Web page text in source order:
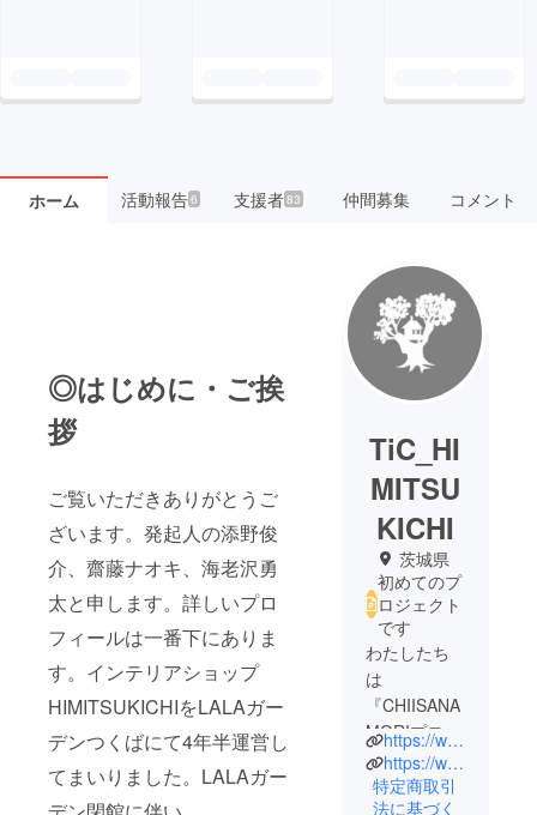
ホーム 活動報告6 支援者83 仲間募集 コメント
◎はじめに・ご挨
拶
ご覧いただきありがとうご
ざいます。発起人の添野俊
介、齋藤ナオキ、海老沢勇
太と申します。詳しいプロ
フィールは一番下にありま
す。インテリアショップ
HIMITSUKICHIをLALAガー
デンつくばにて4年半運営し
てまいりました。LALAガー
TiC_HI
MITSU
KICHI
茨城県
初めてのプ
ロジェクト
です
わたしたち
は
『CHIISANA
MORIプロ
ジェクト
チーム by
TiC co.ltd』
https://www.tic-world.jp/
https://www.himitsukichiii.com
特定商取引
法に基づく